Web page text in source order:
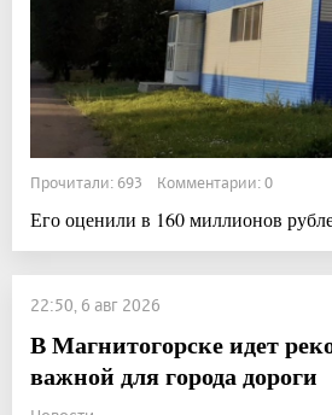
Прочитали: 693 Комментарии: 0
Его оценили в 160 миллионов
22:50, 6 авг 2026
В Магнитогорске идет
важной для города дороги